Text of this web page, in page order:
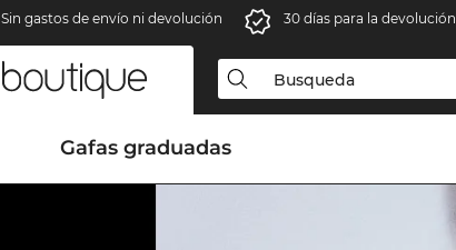
Sin gastos de envío ni devolución 30 días para la devolución
Gafas graduadas